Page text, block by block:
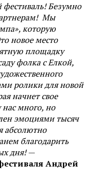
Безумно
Мы
которую
новое место
площадку
фолка с Елкой,
ролики для новой
начнет свое
много, но
эмоциями тысяч
абсолютно
благодарить
дня!—
Андрей